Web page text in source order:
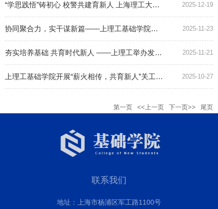
2025-12-19
“学思践悟”铸初心 校警共建育新人 上海理工大学基础学院2025年秋季入党积极分子培训班结业
2025-11-23
协同聚合力，实干谋新篇——上理工基础学院与基建处联组学习党的二十届四中全会精神
2025-11-21
夯实培养基础 共育时代新人 ——上理工举办发展党员工作专题研讨会暨第五期组织员沙龙
2025-10-27
上理工基础学院开展“薪火相传，共育新人”关工委主题活动暨老领导聘任仪式顺利举行
第一页 <<上一页 下一页>> 尾页
联系我们
地址：上海市杨浦区军工路1100号